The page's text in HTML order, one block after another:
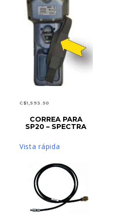
C$1,593.50
AÑADIR AL CARRITO
CORREA PARA
SP20 – SPECTRA
Vista rápida